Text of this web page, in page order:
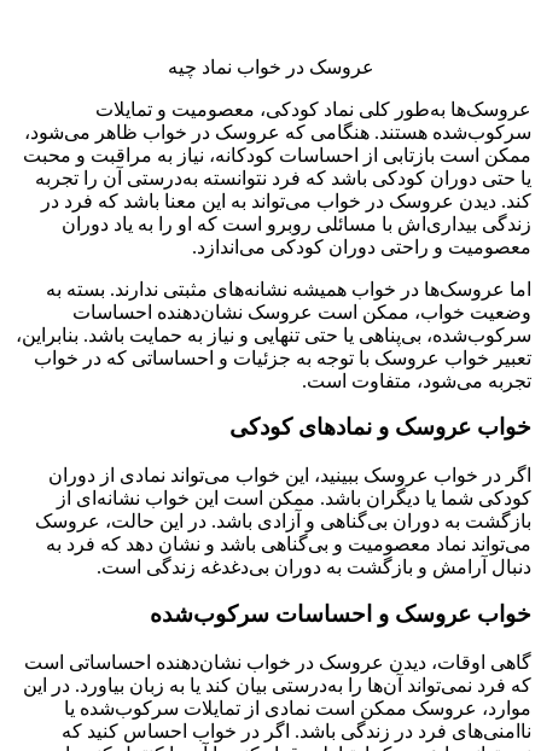
عروسک در خواب نماد چیه
عروسک‌ها به‌طور کلی نماد کودکی، معصومیت و تمایلات
سرکوب‌شده هستند. هنگامی که عروسک در خواب ظاهر می‌شود،
ممکن است بازتابی از احساسات کودکانه، نیاز به مراقبت و محبت
یا حتی دوران کودکی باشد که فرد نتوانسته به‌درستی آن را تجربه
کند. دیدن عروسک در خواب می‌تواند به این معنا باشد که فرد در
زندگی بیداری‌اش با مسائلی روبرو است که او را به یاد دوران
معصومیت و راحتی دوران کودکی می‌اندازد.
اما عروسک‌ها در خواب همیشه نشانه‌های مثبتی ندارند. بسته به
وضعیت خواب، ممکن است عروسک نشان‌دهنده احساسات
سرکوب‌شده، بی‌پناهی یا حتی تنهایی و نیاز به حمایت باشد. بنابراین،
تعبیر خواب عروسک با توجه به جزئیات و احساساتی که در خواب
تجربه می‌شود، متفاوت است.
خواب عروسک و نمادهای کودکی
اگر در خواب عروسک ببینید، این خواب می‌تواند نمادی از دوران
کودکی شما یا دیگران باشد. ممکن است این خواب نشانه‌ای از
بازگشت به دوران بی‌گناهی و آزادی باشد. در این حالت، عروسک
می‌تواند نماد معصومیت و بی‌گناهی باشد و نشان دهد که فرد به
دنبال آرامش و بازگشت به دوران بی‌دغدغه زندگی است.
خواب عروسک و احساسات سرکوب‌شده
گاهی اوقات، دیدن عروسک در خواب نشان‌دهنده احساساتی است
که فرد نمی‌تواند آن‌ها را به‌درستی بیان کند یا به زبان بیاورد. در این
موارد، عروسک ممکن است نمادی از تمایلات سرکوب‌شده یا
ناامنی‌های فرد در زندگی باشد. اگر در خواب احساس کنید که